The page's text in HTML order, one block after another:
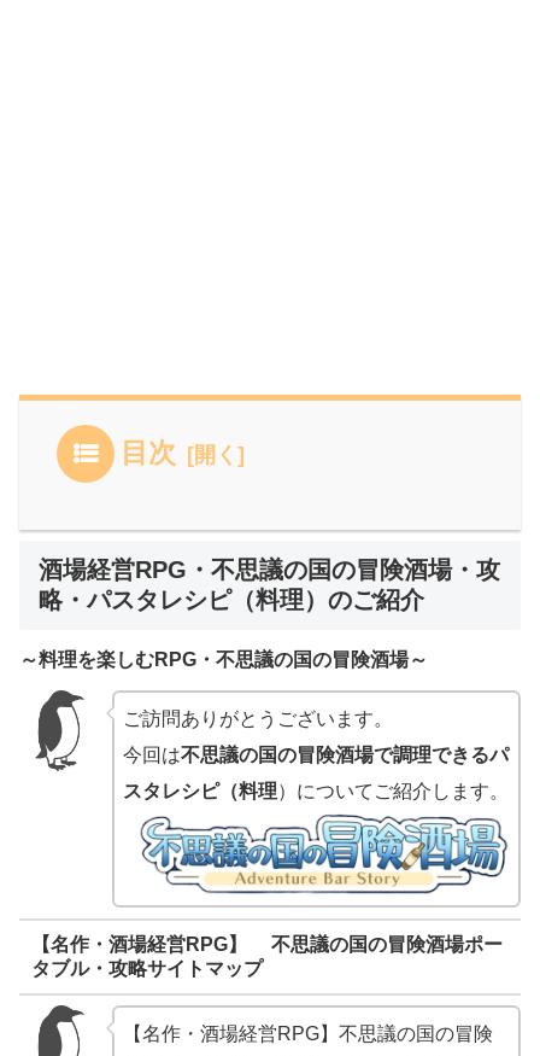
目次
酒場経営RPG・不思議の国の冒険酒場・攻
略・パスタレシピ（料理）のご紹介
～料理を楽しむRPG・不思議の国の冒険酒場～
ご訪問ありがとうございます。
今回は不思議の国の冒険酒場で調理できるパ
スタレシピ（料理）についてご紹介します。
【名作・酒場経営RPG】 不思議の国の冒険酒場ポー
タブル・攻略サイトマップ
【名作・酒場経営RPG】不思議の国の冒険